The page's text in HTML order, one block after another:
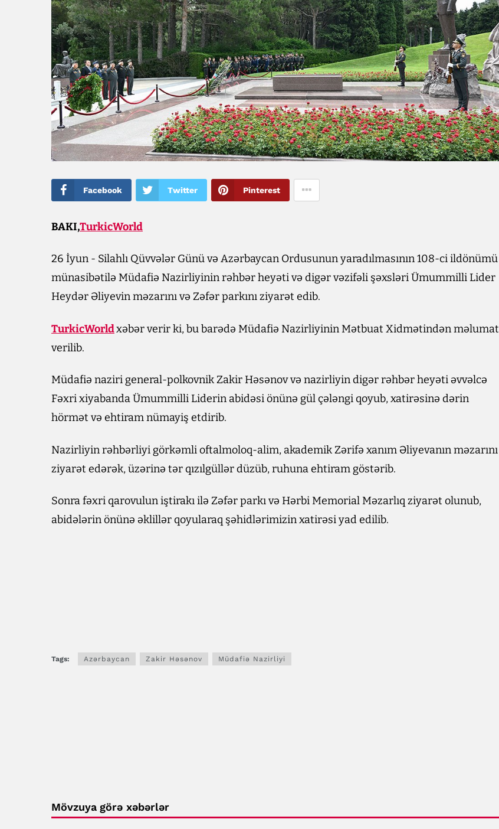
Facebook Twitter Pinterest
BAKI,TurkicWorld
26 İyun - Silahlı Qüvvələr Günü və Azərbaycan Ordusunun yaradılmasının 108-ci ildönümü
münasibətilə Müdafiə Nazirliyinin rəhbər heyəti və digər vəzifəli şəxsləri Ümummilli Lider
Heydər Əliyevin məzarını və Zəfər parkını ziyarət edib.
TurkicWorldxəbər verir ki, bu barədə Müdafiə Nazirliyinin Mətbuat Xidmətindən məlumat
verilib.
Müdafiə naziri general-polkovnik Zakir Həsənov və nazirliyin digər rəhbər heyəti əvvəlcə
Fəxri xiyabanda Ümummilli Liderin abidəsi önünə gül çələngi qoyub, xatirəsinə dərin
hörmət və ehtiram nümayiş etdirib.
Nazirliyin rəhbərliyi görkəmli oftalmoloq-alim, akademik Zərifə xanım Əliyevanın məzarını
ziyarət edərək, üzərinə tər qızılgüllər düzüb, ruhuna ehtiram göstərib.
Sonra fəxri qarovulun iştirakı ilə Zəfər parkı və Hərbi Memorial Məzarlıq ziyarət olunub,
abidələrin önünə əklillər qoyularaq şəhidlərimizin xatirəsi yad edilib.
Tags: Azərbaycan Zakir Həsənov Müdafiə Nazirliyi
Mövzuya görə xəbərlər